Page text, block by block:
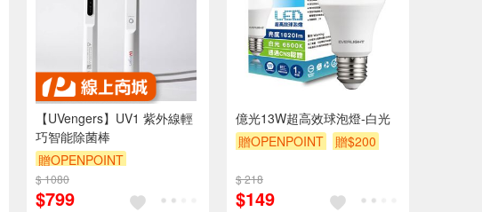
【UVengers】UV1 紫外線輕
巧智能除菌棒
贈OPENPOINT
$ 1080
$799
億光13W超高效球泡燈-白光
贈OPENPOINT
贈$200
$ 218
$149